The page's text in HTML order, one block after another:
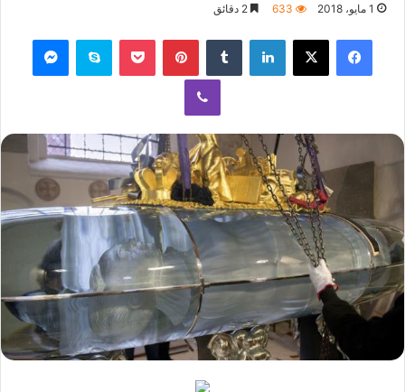
1 مايو، 2018 633
فيسبوك لينكدإن بينتيريست سكايب
ڤايبر